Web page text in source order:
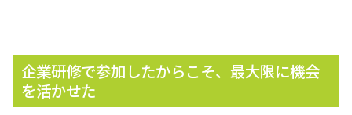
企業研修で参加したからこそ、最大限に機会
を活かせた